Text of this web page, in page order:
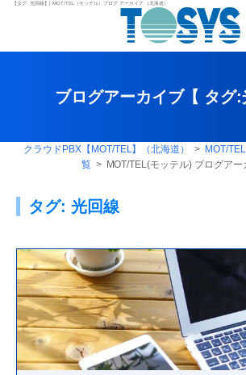
【タグ: 光回線】| MOT/TEL（モッテル）ブログ アーカイブ （北海道）
ブログアーカイブ【 タグ:
クラウドPBX【MOT/TEL】（北海道） > MOT/
覧> MOT/TEL(モッテル) ブログアー
タグ: 光回線